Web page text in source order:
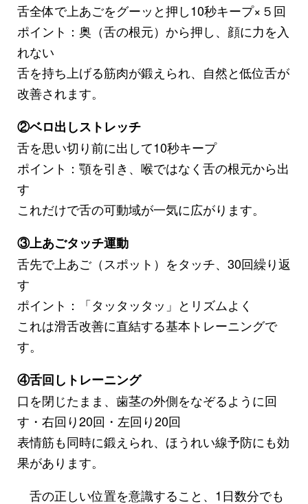
舌全体で上あごをグーッと押し10秒キープ×５回
ポイント：奥（舌の根元）から押し、顔に力を入
れない
舌を持ち上げる筋肉が鍛えられ、自然と低位舌が
改善されます。
②ベロ出しストレッチ
舌を思い切り前に出して10秒キープ
ポイント：顎を引き、喉ではなく舌の根元から出
す
これだけで舌の可動域が一気に広がります。
③上あごタッチ運動
舌先で上あご（スポット）をタッチ、30回繰り返
す
ポイント：「タッタッタッ」とリズムよく
これは滑舌改善に直結する基本トレーニングで
す。
④舌回しトレーニング
口を閉じたまま、歯茎の外側をなぞるように回
す・右回り20回・左回り20回
表情筋も同時に鍛えられ、ほうれい線予防にも効
果があります。
舌の正しい位置を意識すること、1日数分でも